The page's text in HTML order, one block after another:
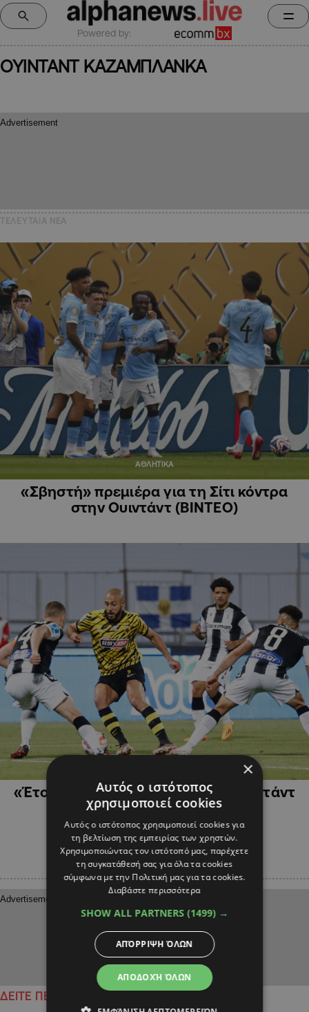
Powered by:
ΟΥΙΝΤΑΝΤ ΚΑΖΑΜΠΛΑΝΚΑ
ΑΘΛΗΤΙΚΑ
«Σβηστή» πρεμιέρα για τη Σίτι κόντρα
στην Ουιντάντ (ΒΙΝΤΕΟ)
«Έτοιμος να υπογράψει με την Ουιντάντ
Καζαμπλάνκα ο Άμραμπατ»
ΔΕΙΤΕ ΠΕΡΙΣΣΟΤΕΡΑ
×
Αυτός ο ιστότοπος
χρησιμοποιεί cookies
Αυτός ο ιστότοπος χρησιμοποιεί cookies για
τη βελτίωση της εμπειρίας των χρηστών.
Χρησιμοποιώντας τον ιστότοπό μας, παρέχετε
τη συγκατάθεσή σας για όλα τα cookies
σύμφωνα με την Πολιτική μας για τα cookies.
Διαβάστε περισσότερα
SHOW ALL PARTNERS (1499) →
ΑΠΟΔΟΧΉ ΌΛΩΝ
ΑΠΌΡΡΙΨΗ ΌΛΩΝ